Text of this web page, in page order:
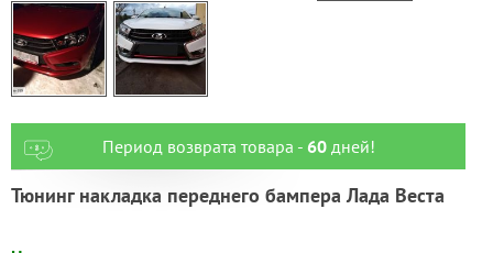
Период возврата товара - 60дней!
Тюнинг накладка переднего бампера Лада Веста